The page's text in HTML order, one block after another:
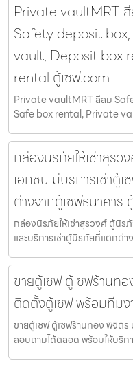
Private vaultMRT
Safety deposit
vault, Deposit box
rental ตู้เซฟ.com
Private vaultMRT สีลม
Safe box rental, Private
กล่องนิรภัยให้เช่าสุรว
เอกชน มีบริการเช่าตู้
ต่างจากตู้เซฟธนาคาร
กล่องนิรภัยให้เช่าสุรวงศ์ ตู้นิร
และบริการเช่าตู้นิรภัยที่แตกต่า
ขายตู้เซฟ ตู้เซฟร้านท
ติดตั้งตู้เซฟ พร้อมทีม
ขายตู้เซฟ ตู้เซฟร้านทอง พิจิต
สอบถามได้ตลอด พร้อมให้บริก